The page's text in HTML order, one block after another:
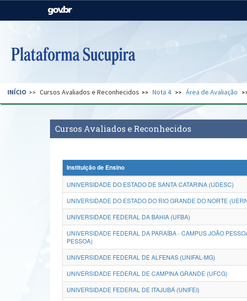
Casa Civil
Pecuária e Abastecimento
Secretaria de Governo Gabinete de Segurança
INÍCIO Cursos Avaliados e Reconhecidos Nota 4 Área de Avaliação
Cursos Avaliados e Reconhecidos
Instituição de Ensino
UNIVERSIDADE DO ESTADO DE SANTA CATARINA (UDESC)
UNIVERSIDADE DO ESTADO DO RIO GRANDE DO NORTE
UNIVERSIDADE FEDERAL DA BAHIA (UFBA)
UNIVERSIDADE FEDERAL DA PARAÍBA - CAMPUS JOÃO
PESSOA)
UNIVERSIDADE FEDERAL DE ALFENAS (UNIFAL-MG)
UNIVERSIDADE FEDERAL DE CAMPINA GRANDE (UFCG)
UNIVERSIDADE FEDERAL DE ITAJUBÁ (UNIFEI)